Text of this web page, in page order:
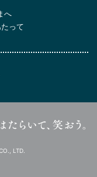
へ
って
LTD.